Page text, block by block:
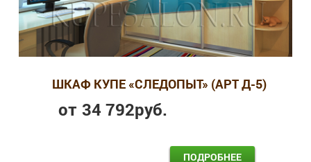
ШКАФ КУПЕ «СЛЕДОПЫТ» (АРТ Д-5)
от 34 792руб.
ПОДРОБНЕЕ